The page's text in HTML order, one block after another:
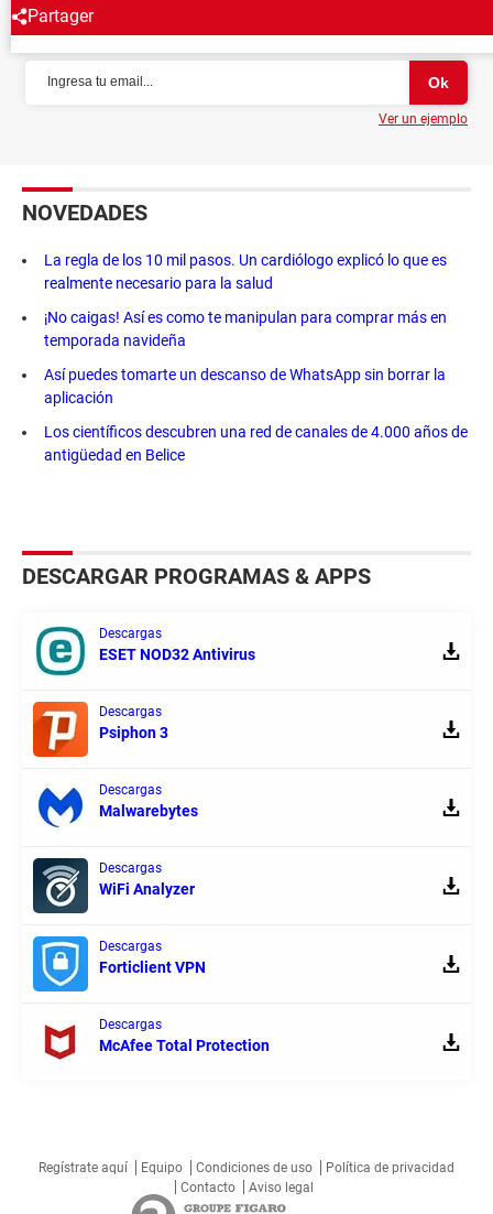
Partager
NEWSLETTER
Ver un ejemplo
NOVEDADES
La regla de los 10 mil pasos. Un cardiólogo explicó lo que es
realmente necesario para la salud
¡No caigas! Así es como te manipulan para comprar más en
temporada navideña
Así puedes tomarte un descanso de WhatsApp sin borrar la
aplicación
Los científicos descubren una red de canales de 4.000 años de
antigüedad en Belice
DESCARGAR PROGRAMAS & APPS
Descargas
ESET NOD32 Antivirus
Descargas
Psiphon 3
Descargas
Malwarebytes
Descargas
WiFi Analyzer
Descargas
Forticlient VPN
Descargas
McAfee Total Protection
Regístrate aquí Equipo Condiciones de uso
Política de privacidad
Contacto
Aviso legal